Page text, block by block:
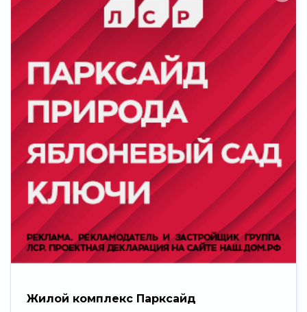
Жилой комплекс Парксайд